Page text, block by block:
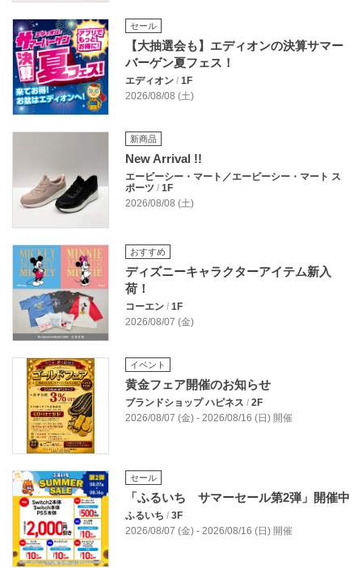
セール
【大抽選会も】エディオンの決算サマー
バーゲン夏フェス！
エディオン / 1F
2026/08/08 (土)
新商品
New Arrival !!
エービーシー・マート／エービーシー・マート ス
ポーツ / 1F
2026/08/08 (土)
おすすめ
ディズニーキャラクターアイテム新入
荷！
コーエン / 1F
2026/08/07 (金)
イベント
黄金フェア開催のお知らせ
ブランドショップ ハピネス / 2F
2026/08/07 (金) - 2026/08/16 (日) 開催
セール
「ふるいち サマーセール第2弾」開催中
ふるいち / 3F
2026/08/07 (金) - 2026/08/16 (日) 開催